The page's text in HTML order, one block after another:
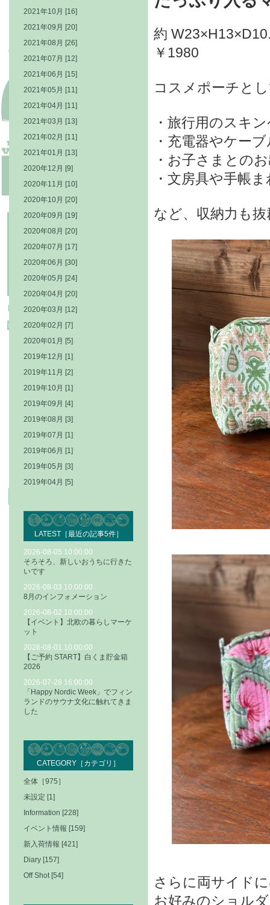
約
￥1980
コスメポーチと
・旅行用のスキ
・充電器やケー
・お子さまとの
・文房具や手帳
など、収納力も抜
さらに両サイド
お好みのショル
2021年10月 [16]
2021年09月 [20]
2021年08月 [26]
2021年07月 [12]
2021年06月 [15]
2021年05月 [11]
2021年04月 [11]
2021年03月 [13]
2021年02月 [11]
2021年01月 [13]
2020年12月 [9]
2020年11月 [10]
2020年10月 [20]
2020年09月 [19]
2020年08月 [20]
2020年07月 [17]
2020年06月 [30]
2020年05月 [24]
2020年04月 [20]
2020年03月 [12]
2020年02月 [7]
2020年01月 [5]
2019年12月 [1]
2019年11月 [2]
2019年10月 [1]
2019年09月 [4]
2019年08月 [3]
2019年07月 [1]
2019年06月 [1]
2019年05月 [3]
2019年04月 [5]
LATEST［最近の記事5件］
2026-08-05 10:00:00
そろそろ、新しいおうちに行きた
いです
2026-08-03 10:00:00
8月のインフォメーション
2026-08-02 10:00:00
【イベント】北欧の暮らしマーケ
ット
2026-08-01 10:00:00
【ご予約 START】白くま貯金箱
2026
2026-07-28 16:00:00
「Happy Nordic Week」でフィン
ランドのサウナ文化に触れてきま
した
CATEGORY［カテゴリ］
全体［975］
未設定 [1]
Information [228]
イベント情報 [159]
新入荷情報 [421]
Diary [157]
Off Shot [54]